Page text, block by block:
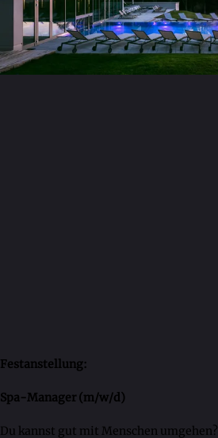
Festanstellung:
Spa-Manager (m/w/d)
Du kannst gut mit Menschen umgehen?